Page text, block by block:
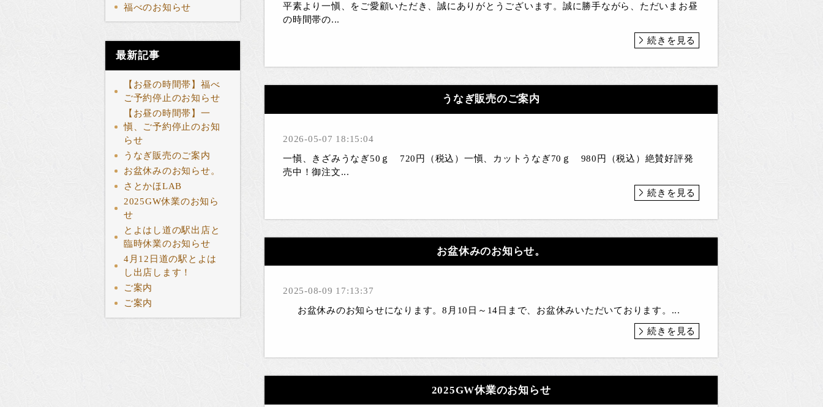
福べのお知らせ
最新記事
【お昼の時間帯】福べ
ご予約停止のお知らせ
【お昼の時間帯】一
愼、ご予約停止のお知
らせ
うなぎ販売のご案内
お盆休みのお知らせ。
さとかほLAB
2025GW休業のお知ら
せ
とよはし道の駅出店と
臨時休業のお知らせ
4月12日道の駅とよは
し出店します！
ご案内
ご案内
平素より一愼、をご愛顧いただき、誠にありがとうございます。誠に勝手ながら、ただいまお昼
の時間帯の...
続きを見る
うなぎ販売のご案内
2026-05-07 18:15:04
一愼、きざみうなぎ50ｇ 720円（税込）一愼、カットうなぎ70ｇ 980円（税込）絶賛好評発
売中！御注文...
続きを見る
お盆休みのお知らせ。
2025-08-09 17:13:37
お盆休みのお知らせになります。8月10日～14日まで、お盆休みいただいております。...
続きを見る
2025GW休業のお知らせ